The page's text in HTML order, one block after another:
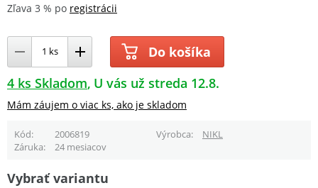
Zľava 3 % po registrácii
Do košíka
4 ks Skladom U vás už streda 12.8.
Mám záujem o viac ks, ako je skladom
Kód 2006819 Výrobca
NIKL
Záruka
24 mesiacov
Vybrať variantu